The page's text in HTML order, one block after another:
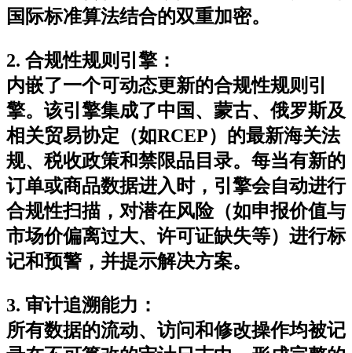
国际标准算法结合的双重加密。
2. 合规性规则引擎：
内嵌了一个可动态更新的合规性规则引
擎。该引擎集成了中国、蒙古、俄罗斯及
相关贸易协定（如RCEP）的最新海关法
规、税收政策和禁限品目录。每当有新的
订单或商品数据进入时，引擎会自动进行
合规性扫描，对潜在风险（如申报价值与
市场价偏离过大、许可证缺失等）进行标
记和预警，并提示解决方案。
3. 审计追溯能力 ：
所有数据的流动、访问和修改操作均被记